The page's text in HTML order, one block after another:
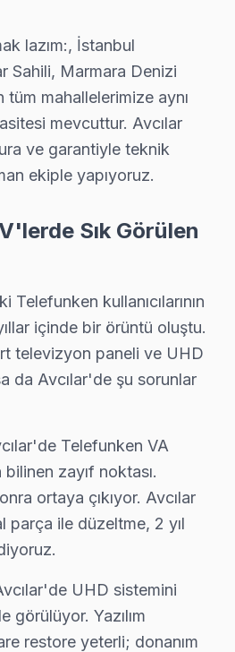
Avcılar bölgesinde Telefunken
(Panel Arızası)
açıldığında ekranın
TFT panel teknolojisi
₺1.200 – ₺2.000 arası.
modeller: TF32P610 ve
Kartı Arızası)
tasarımında yaşanan
₺800 – ₺1.500 arası.
Bağlantı Sorunu (Yazılım
işlevlerinin kısmi veya tamamen
güncellemelerinin zamanında
₺300 – ₺600 arası.
hiç açılmaması veya
kalite kapasitörler ve aşırı güç
₺1.000 – ₺1.800 arası.
modeller: TF32P610 ve
görüntü var ancak düşük ışık
LED'lerinin kalitesiz üretimi
lazım:, İstanbul
Sahili, Marmara Denizi
tüm mahallelerimize aynı
mevcuttur. Avcılar
ve garantiyle teknik
ekiple yapıyoruz.
Sık Görülen
Telefunken kullanıcılarının
içinde bir örüntü oluştu.
televizyon paneli ve UHD
da Avcılar'de şu sorunlar
Telefunken VA
zayıf noktası.
ortaya çıkıyor. Avcılar
parça ile düzeltme, 2 yıl
UHD sistemini
görülüyor. Yazılım
restore yeterli; donanım